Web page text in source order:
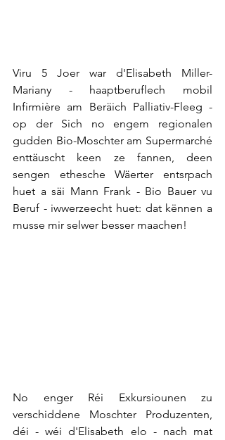
Viru 5 Joer war d'Elisabeth Miller-
Mariany - haaptberuflech mobil
Infirmière am Beräich Palliativ-Fleeg -
op der Sich no engem regionalen
gudden Bio-Moschter am Supermarché
enttäuscht keen ze fannen, deen
sengen ethesche Wäerter entsrpach
huet a säi Mann Frank - Bio Bauer vu
Beruf - iwwerzeecht huet: dat kënnen a
musse mir selwer besser maachen!
No enger Réi Exkursiounen zu
verschiddene Moschter Produzenten,
déi - wéi d'Elisabeth elo - nach mat